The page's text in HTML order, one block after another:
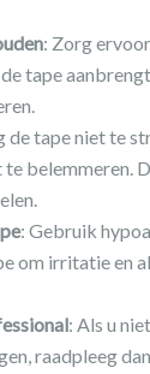
: Zorg
tape
de tape niet te
belemmeren.
: Gebruik
om irritatie en
: Als u
raadpleeg